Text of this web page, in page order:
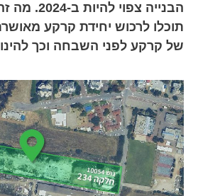
הבנייה צפוי
תוכלו לרכוש יחידת קרקע
של קרקע לפני השבחה וכך